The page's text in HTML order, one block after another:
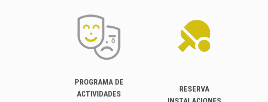
PROGRAMA DE
ACTIVIDADES
RESERVA